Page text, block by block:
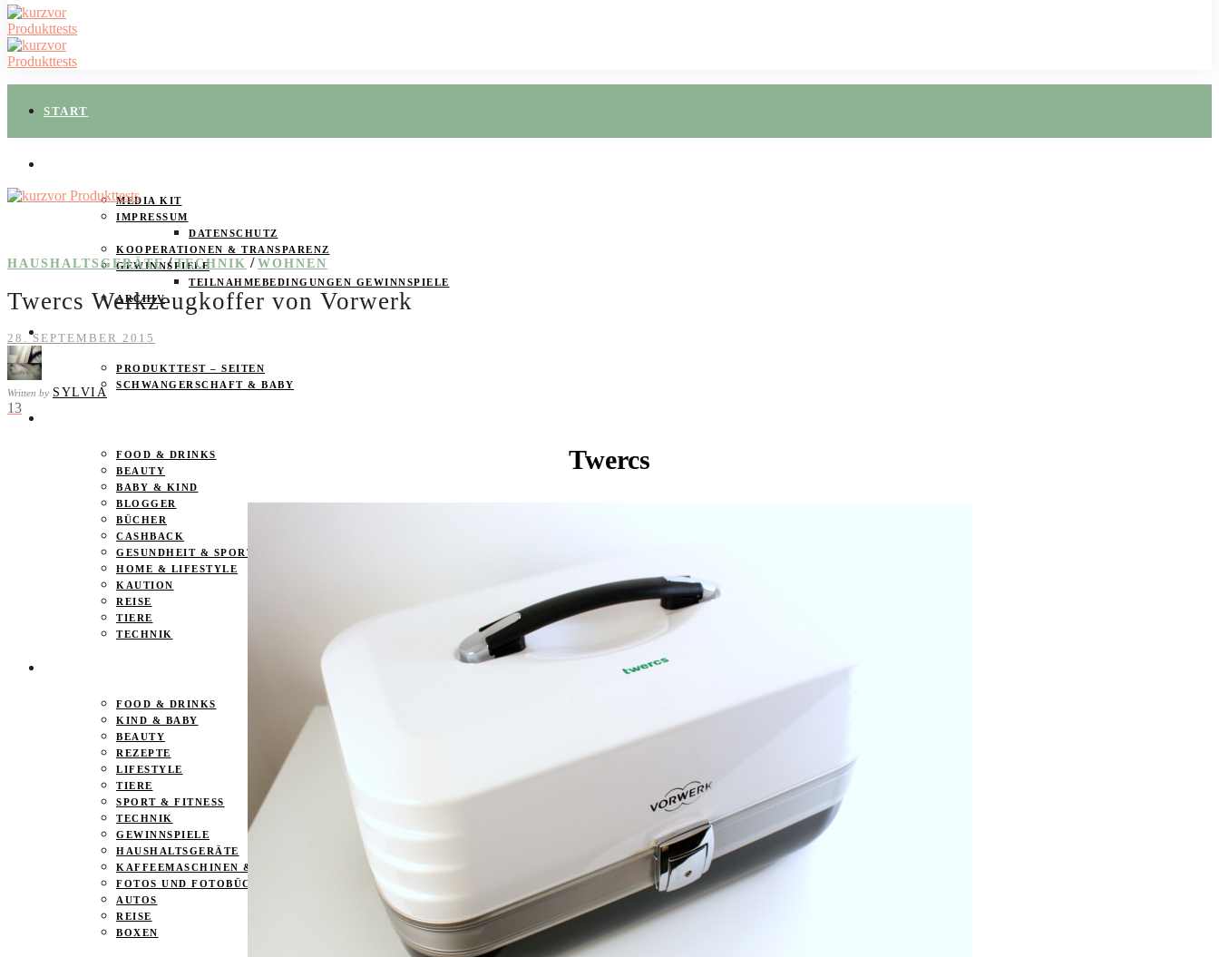
START
MEDIA KIT
IMPRESSUM
DATENSCHUTZ
KOOPERATIONEN & TRANSPARENZ
GEWINNSPIELE
TEILNAHMEBEDINGUNGEN GEWINNSPIELE
ARCHIV
SPAREN
PRODUKTTEST – SEITEN
SCHWANGERSCHAFT & BABY
FOOD & DRINKS
BEAUTY
BABY & KIND
BLOGGER
BÜCHER
CASHBACK
GESUNDHEIT & SPORT
HOME & LIFESTYLE
KAUTION
REISE
TIERE
TECHNIK
FOOD & DRINKS
KIND & BABY
BEAUTY
REZEPTE
LIFESTYLE
TIERE
SPORT & FITNESS
TECHNIK
GEWINNSPIELE
HAUSHALTSGERÄTE
KAFFEEMASCHINEN & CO
FOTOS UND FOTOBÜCHER
AUTOS
REISE
BOXEN
HAUSHALTSGERÄTE / TECHNIK / WOHNEN
Twercs Werkzeugkoffer von Vorwerk
28. SEPTEMBER 2015
Written by SYLVIA
13
Twercs